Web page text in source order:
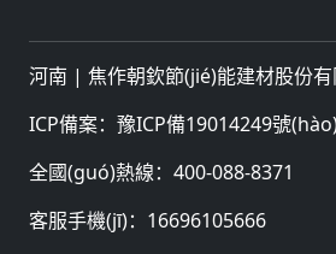
河南 | 焦作朝欽節(jié)能建材股份
ICP備案： 豫ICP備19014249號
全國(guó)熱線： 400-088-8371
客服手機(jī)： 16696105666